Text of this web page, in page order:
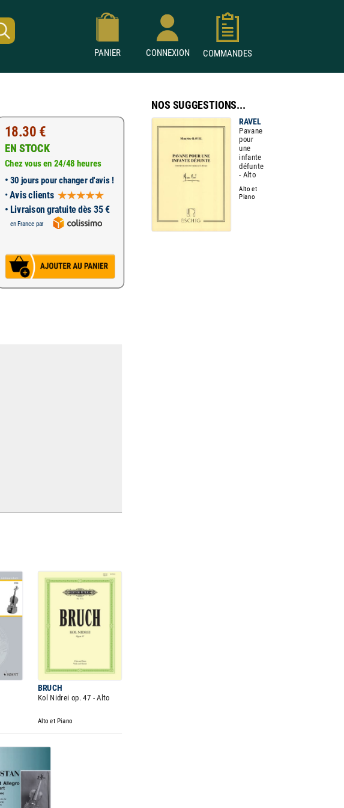
PANIER CONNEXION COMMANDES
18.30 €
EN STOCK
Chez vous en 24/48 heures
• 30 jours pour changer d'avis !
•Avis clients
• Livraison gratuite dès 35 €
en France par
BRUCH
Kol Nidrei op. 47 - Alto
Alto et Piano
NOS SUGGESTIONS...
RAVEL
Pavane
pour
une
infante
défunte
- Alto
Alto et
Piano